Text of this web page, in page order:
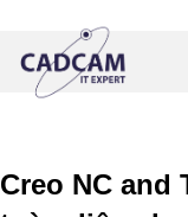
Creo NC and